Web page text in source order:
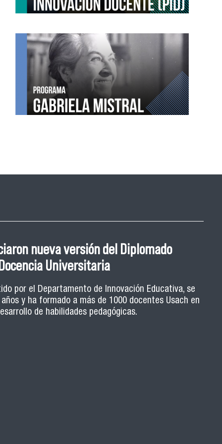
nueva versión del Diplomado
Universitaria
por el Departamento de Innovación Educativa, se
y ha formado a más de 1000 docentes Usach en
de habilidades pedagógicas.
fortaleciendo el rol estudiantil
universitaria
estrategias de retroalimentación y herramientas
son algunos de los ejes de la Escuela de Ayudantes
orientado a potenciar el rol de los y las